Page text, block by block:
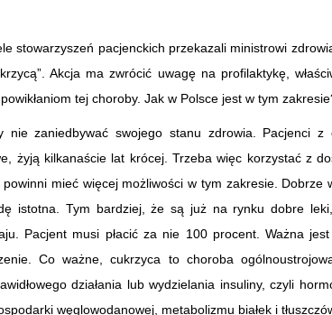
stowarzyszeń pacjenckich przekazali ministrowi
Akcja ma zwrócić uwagę na profilaktykę,
tej choroby. Jak w Polsce jest w tym
nie zaniedbywać swojego stanu zdrowia. Pacjenci z
żyją kilkanaście lat krócej. Trzeba więc korzystać z
mieć więcej możliwości w tym zakresie. Dobrze
istotna. Tym bardziej, że są już na rynku dobre
Pacjent musi płacić za nie 100 procent. Ważna
Co ważne, cukrzyca to choroba
działania lub wydzielania insuliny, czyli
węglowodanowej, metabolizmu białek i